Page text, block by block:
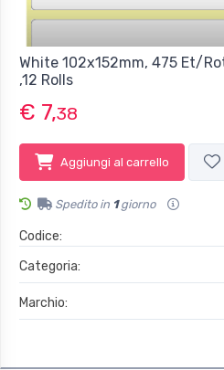
White 102x152mm, 475 Et/
,12 Rolls
€ 7,38
Aggiungi al carrello
Spedito in 1giorno
Codice:
Categoria:
Marchio: